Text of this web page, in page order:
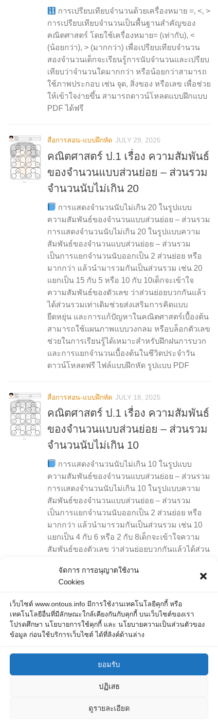
จัดการ การอนุญาตใช้งาน
Cookies
เว็บไซต์ www.ontous.info มีการใช้งานเทคโนโลยีคุกกี้ หรือ
เทคโนโลยีอื่นที่มีลักษณะใกล้เคียงกันกับคุกกี้ บนเว็บไซต์ของเรา
โปรดศึกษา นโยบายการใช้คุกกี้ และ นโยบายความเป็นส่วนตัวของ
ข้อมูล ก่อนใช้บริการเว็บไซต์ ได้ที่ลิงค์ด้านล่าง
ยอมรับ
ปฏิเสธ
ดูรายละเอียด
การเปรียบเทียบจำนวนด้วยเครื่องหมาย =, <, >
การเปรียบเทียบจำนวนเป็นพื้นฐานสำคัญของ
คณิตศาสตร์ โดยใช้เครื่องหมาย= (เท่ากับ), <
(น้อยกว่า), > (มากกว่า) เพื่อเปรียบเทียบจำนวน
สองจำนวนเด็กจะเรียนรู้การนับจำนวนและเปรียบ
เทียบว่าจำนวนใดมากกว่า หรือน้อยกว่าสามารถ
ใช้ภาพประกอบ เช่น จุด, สิ่งของ หรือเลข เพื่อช่วย
ให้เข้าใจง่ายขึ้น สามารถดาวน์โหลดแบบฝึกแบบ
PDF ได้ฟรี
สื่อการสอน-แบบฝึกหัด JULY 29, 2025
คณิตศาสตร์ ป.1 เรื่อง ความสัมพันธ์
ของจำนวนแบบส่วนย่อย – ส่วนรวม
จำนวนนับไม่เกิน 20
การแสดงจำนวนนับไม่เกิน 20 ในรูปแบบ
ความสัมพันธ์ของจำนวนแบบส่วนย่อย – ส่วนรวม
การแสดงจำนวนนับไม่เกิน 20 ในรูปแบบความ
สัมพันธ์ของจำนวนแบบส่วนย่อย – ส่วนรวม
เป็นการแยกจำนวนนับออกเป็น 2 ส่วนย่อย หรือ
มากกว่า แล้วนำมารวมกันเป็นส่วนรวม เช่น 20
แยกเป็น 15 กับ 5 หรือ 10 กับ 10เด็กจะเข้าใจ
ความสัมพันธ์ของตัวเลข ว่าส่วนย่อยบวกกันแล้ว
ได้ส่วนรวมเท่าเดิมช่วยส่งเสริมการคิดแบบ
ยืดหยุ่น และการแก้ปัญหาในคณิตศาสตร์เบื้องต้น
สามารถใช้แผนภาพแบบวงกลม หรือบล็อกตัวเลข
ช่วยในการเรียนรู้ได้เหมาะสำหรับฝึกฝนการบวก
และการแยกจำนวนเบื้องต้นในชีวิตประจำวัน
ดาวน์โหลดฟรี ไฟล์แบบฝึกหัด รูปแบบ PDF
สื่อการสอน-แบบฝึกหัด JULY 18, 2025
คณิตศาสตร์ ป.1 เรื่อง ความสัมพันธ์
ของจำนวนแบบส่วนย่อย – ส่วนรวม
จำนวนนับไม่เกิน 10
การแสดงจำนวนนับไม่เกิน 10 ในรูปแบบ
ความสัมพันธ์ของจำนวนแบบส่วนย่อย – ส่วนรวม
การแสดงจำนวนนับไม่เกิน 10 ในรูปแบบความ
สัมพันธ์ของจำนวนแบบส่วนย่อย – ส่วนรวม
เป็นการแยกจำนวนนับออกเป็น 2 ส่วนย่อย หรือ
มากกว่า แล้วนำมารวมกันเป็นส่วนรวม เช่น 10
แยกเป็น 4 กับ 6 หรือ 2 กับ 8เด็กจะเข้าใจความ
สัมพันธ์ของตัวเลข ว่าส่วนย่อยบวกกันแล้วได้ส่วน
การแก้ปัญหาในคณิตศาสตร์เบื้องต้นสามารถใช้
แผนภาพแบบวงกลม หรือบล็อกตัวเลขช่วยในการ
เรียนรู้ได้เหมาะสำหรับฝึกฝนการบวกและการ
แยกจำนวนเบื้องต้นในชีวิตประจำวัน ดาวน์โหลด
ฟรี ไฟล์แบบฝึกหัด รูปแบบ PDF
- Designed with the